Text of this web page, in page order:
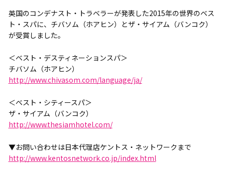
英国のコンデナスト・トラベラーが発表した2015年の世界のベス
ト・スパに、チバソム（ホアヒン）とザ・サイアム（バンコク）
が受賞しました。
＜ベスト・デスティネーションスパ＞
チバソム（ホアヒン）
http://www.chivasom.com/language/ja/
＜ベスト・シティースパ＞
ザ・サイアム（バンコク）
http://www.thesiamhotel.com/
▼お問い合わせは日本代理店ケントス・ネットワークまで
http://www.kentosnetwork.co.jp/index.html